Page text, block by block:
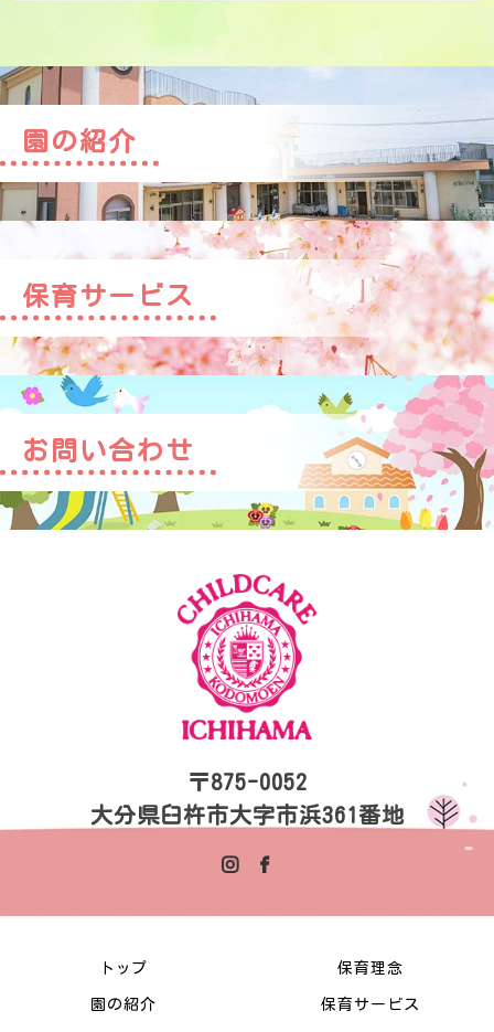
園の紹介
保育サービス
お問い合わせ
〒875-0052
大分県臼杵市大字市浜361番地
トップ 保育理念
園の紹介 保育サービス